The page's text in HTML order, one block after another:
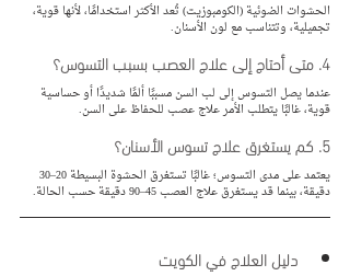
الحشوات الضوئية (الكومبوزيت) تُعد الأكثر استخدامًا، لأنها قوية،
تجميلية، وتتناسب مع لون الأسنان.
4. متى أحتاج إلى علاج العصب بسبب التسوس؟
عندما يصل التسوس إلى لب السن مسببًا ألمًا شديدًا أو حساسية
قوية، غالبًا يتطلب الأمر علاج عصب للحفاظ على السن.
5. كم يستغرق علاج تسوس الأسنان؟
دقيقة، بينما قد يستغرق علاج العصب 45–90 دقيقة حسب الحالة.
دليل العلاج في الكويت